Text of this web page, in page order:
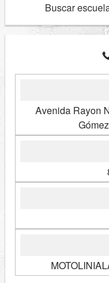
Buscar
Avenida Rayon